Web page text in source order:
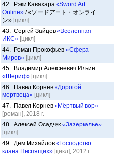
42. Рэки Кавахара «Sword Art
Online» / «ソードアート・オンライ
ン» [цикл]
43. Сергей Зайцев «Вселенная
ИКС» [цикл]
44. Роман Прокофьев «Сфера
Миров» [цикл]
45. Владимир Алексеевич Ильин
«Шериф» [цикл]
46. Павел Корнев «Дорогой
мертвеца» [цикл]
47. Павел Корнев «Мёртвый вор»
[роман], 2018 г.
48. Алексей Осадчук «Зазеркалье»
[цикл]
49. Дем Михайлов «Господство
клана Неспящих» [цикл], 2012 г.